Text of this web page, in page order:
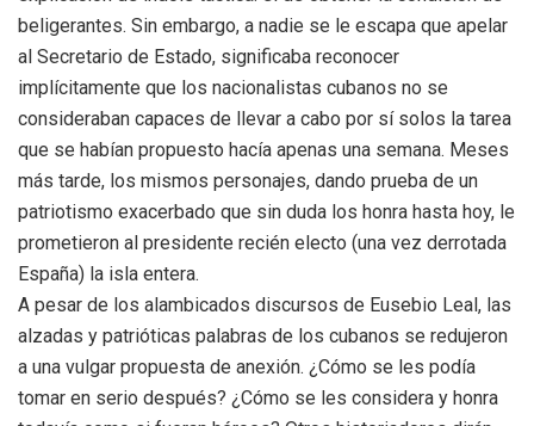
beligerantes. Sin embargo, a nadie se le escapa que apelar
al Secretario de Estado, significaba reconocer
implícitamente que los nacionalistas cubanos no se
consideraban capaces de llevar a cabo por sí solos la tarea
que se habían propuesto hacía apenas una semana. Meses
más tarde, los mismos personajes, dando prueba de un
patriotismo exacerbado que sin duda los honra hasta hoy, le
prometieron al presidente recién electo (una vez derrotada
España) la isla entera.
A pesar de los alambicados discursos de Eusebio Leal, las
alzadas y patrióticas palabras de los cubanos se redujeron
a una vulgar propuesta de anexión. ¿Cómo se les podía
tomar en serio después? ¿Cómo se les considera y honra